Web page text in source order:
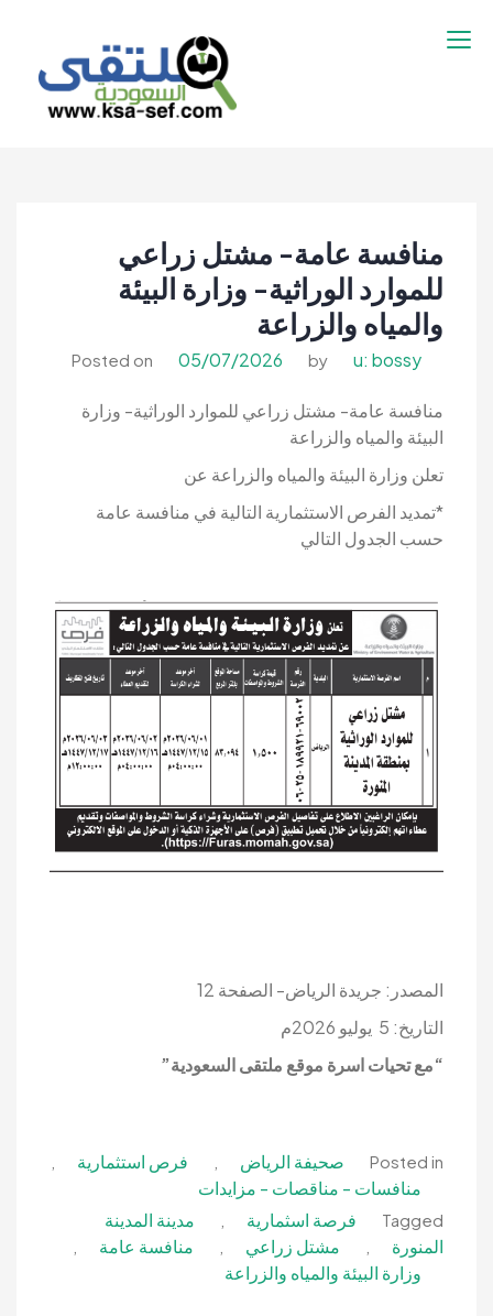
إلى
السعوديه | تنقيب
السعوديه
منافسة عامة- مشتل زراعي
للموارد الوراثية- وزارة البيئة
والمياه والزراعة
Posted on 05/07/2026 by u: bossy
منافسة عامة- مشتل زراعي للموارد الوراثية- وزارة
البيئة والمياه والزراعة
تعلن وزارة البيئة والمياه والزراعة عن
*تمديد الفرص الاستثمارية التالية في منافسة عامة
حسب الجدول التالي
المصدر: جريدة الرياض- الصفحة 12
التاريخ: 5 يوليو 2026م
“مع تحيات اسرة موقع ملتقى السعودية”
Posted in صحيفة الرياض فرص استثمارية
منافسات - مناقصات - مزايدات
Tagged فرصة اسثمارية
مدينة المدينة
المنورة
مشتل زراعي منافسة عامة
وزارة البيئة والمياه والزراعة